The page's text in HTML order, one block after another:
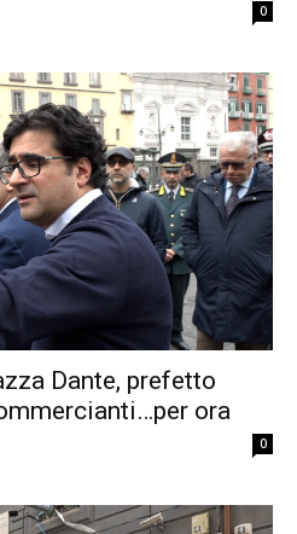
0
Dante, prefetto
ora
0